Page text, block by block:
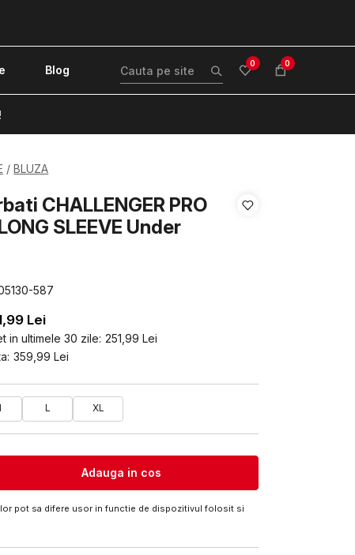
Blog 0 0
BLUZA
CHALLENGER PRO
SLEEVE Under
587
Lei
in ultimele 30 zile: 251,99 Lei
359,99 Lei
L XL
Adauga in cos
pot sa difere usor in functie de dispozitivul folosit si